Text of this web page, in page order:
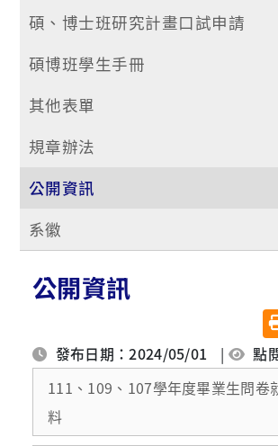
碩、博士班研究計畫口試申請
碩博班學生手冊
其他表單
規章辦法
公開資訊
系徽
公開資訊
發布日期：2024/05/01 | 點
111、109、107學年度畢業生問卷
料